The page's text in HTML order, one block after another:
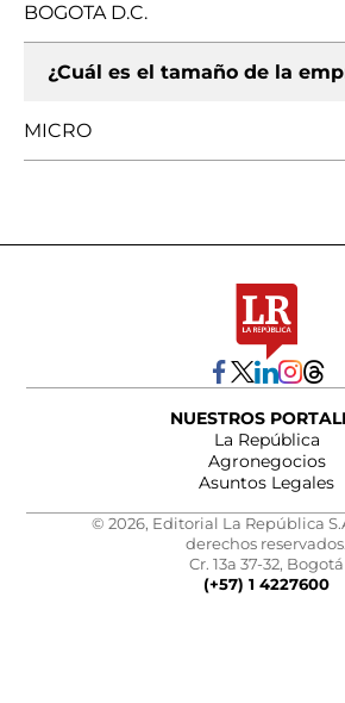
BOGOTA D.C.
¿Cuál es el tamaño de la
MICRO
NUESTROS
La República
Agronegocios
Asuntos Legales
© 2026, Editorial La República
derechos reservados.
Cr. 13a 37-32, Bogotá
(+57) 1 4227600